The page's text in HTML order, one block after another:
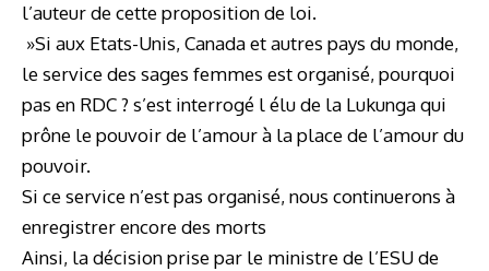
l’auteur de cette proposition de loi.
»Si aux Etats-Unis, Canada et autres pays du monde,
le service des sages femmes est organisé, pourquoi
pas en RDC ? s’est interrogé l élu de la Lukunga qui
prône le pouvoir de l’amour à la place de l’amour du
pouvoir.
Si ce service n’est pas organisé, nous continuerons à
enregistrer encore des morts
Ainsi, la décision prise par le ministre de l’ESU de